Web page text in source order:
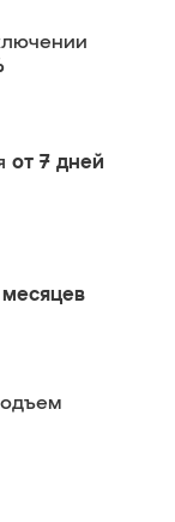
от 7 дней